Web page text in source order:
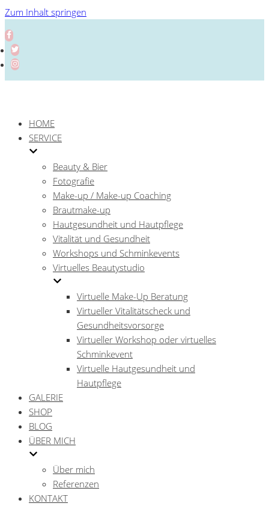
Zum Inhalt springen
HOME
SERVICE
Beauty & Bier
Fotografie
Make-up / Make-up Coaching
Brautmake-up
Hautgesundheit und Hautpflege
Vitalität und Gesundheit
Workshops und Schminkevents
Virtuelles Beautystudio
Virtuelle Make-Up Beratung
Virtueller Vitalitätscheck und
Gesundheitsvorsorge
Virtueller Workshop oder virtuelles
Schminkevent
Virtuelle Hautgesundheit und
Hautpflege
GALERIE
SHOP
BLOG
ÜBER MICH
Über mich
Referenzen
KONTAKT